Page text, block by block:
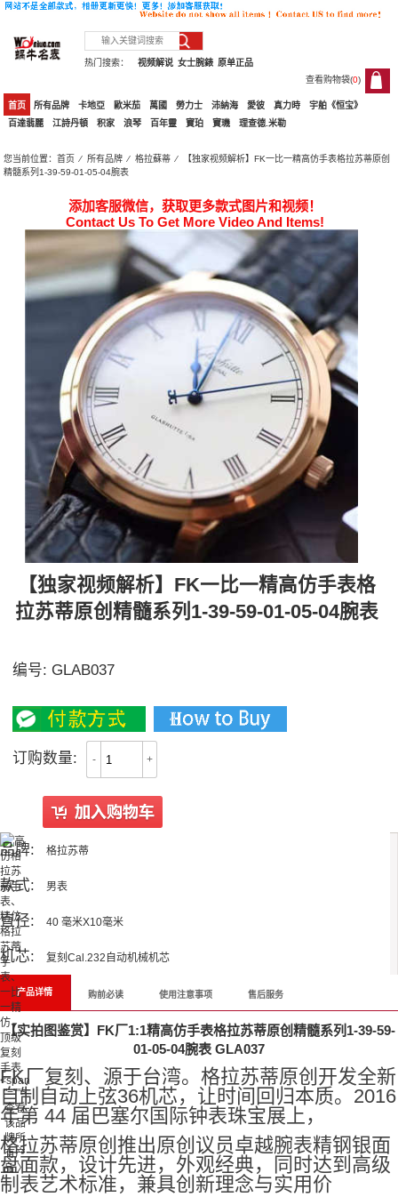
热门搜索： 原单正品
女士腕錶
视频解说
查看购物袋(0)
0
首页 所有品牌 卡地亞 歐米茄 萬國 勞力士 沛納海 愛彼 真力時
宇舶《恒宝》
百達翡麗
江詩丹頓 积家 浪琴 百年靈 寶珀 寶璣 理查德.米勒
您当前位置：首页 ⁄所有品牌 ⁄格拉蘇蒂 ⁄ 【独家视频解析】FK一比一精高仿手表格拉苏蒂原创
精髓系列1-39-59-01-05-04腕表
添加客服微信，获取更多款式图片和视频！
Contact Us To Get More Video And Items!
【独家视频解析】FK一比一精高仿手表格
拉苏蒂原创精髓系列1-39-59-01-05-04腕表
编号: GLAB037
订购数量: - +
<span
"="">
查看
该品
牌所
有产
品 〉
品牌: 格拉苏蒂
款式: 男表
直径: 40 毫米X10毫米
机芯: 复刻Cal.232自动机械机芯
产品详情 购前必读 使用注意事项 售后服务
【实拍图鉴赏】FK厂1:1精高仿手表格拉苏蒂原创精髓系列1-39-59-
01-05-04腕表 GLA037
FK厂复刻、源于台湾。格拉苏蒂原创开发全新
自制自动上弦36机芯，让时间回归本质。2016
年第 44 届巴塞尔国际钟表珠宝展上，
格拉苏蒂原创推出原创议员卓越腕表精钢银面
盘面款，设计先进，外观经典，同时达到高级
制表艺术标准，兼具创新理念与实用价